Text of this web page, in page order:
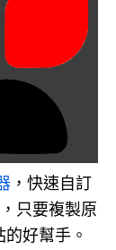
，快速自訂
只要複製原
好幫手。